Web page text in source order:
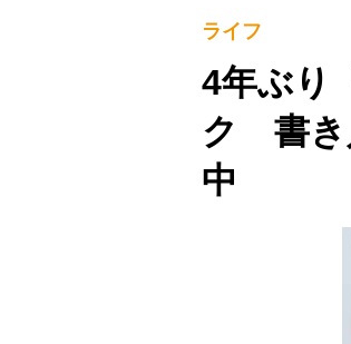
ライフ
4年ぶり
ク 書き
中